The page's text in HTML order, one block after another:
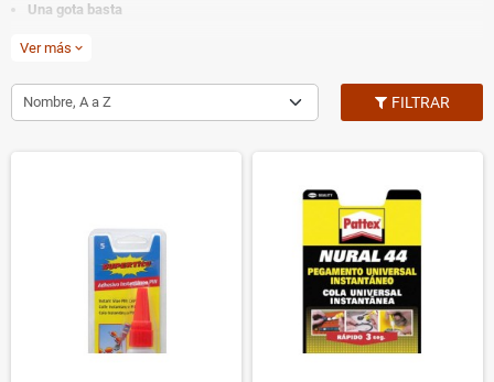
Una gota basta
Polivalente
Fácil aplicación precisa
Ver más expand_more
Nombre, A a Z FILTRAR